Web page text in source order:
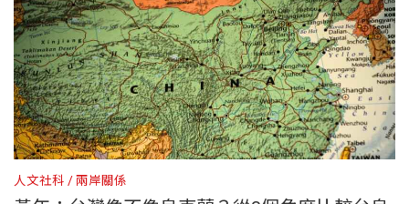
人文社科 兩岸關係